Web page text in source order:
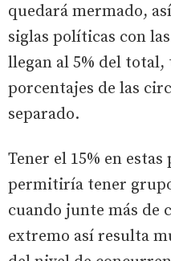
quedará mermado,
siglas políticas con
llegan al 5% del total,
porcentajes de las
separado.
Tener el 15% en
permitiría tener
cuando junte más de
extremo así resulta